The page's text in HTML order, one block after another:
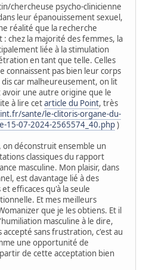
chercheuse psycho-clinicienne
leur épanouissement sexuel,
réalité que la recherche
chez la majorité des femmes, la
liée à la stimulation
en tant que telle. Celles
connaissent pas bien leur corps
car malheureusement, on lit
une autre origine que le
à lire cetarticle du Point, très
sante/le-clitoris-organe-du-
15-07-2024-2565574_40.php)
on déconstruit ensemble un
classiques du rapport
masculine. Mon plaisir, dans
est davantage lié à des
efficaces qu'à la seule
Et mes meilleurs
que je les obtiens. Et il
masculine à le dire,
sans frustration, c'est au
une opportunité de
de cette acceptation bien